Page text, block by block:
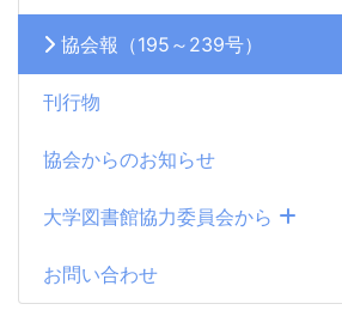
協会報（195～239号）
刊行物
協会からのお知らせ
大学図書館協力委員会から
お問い合わせ